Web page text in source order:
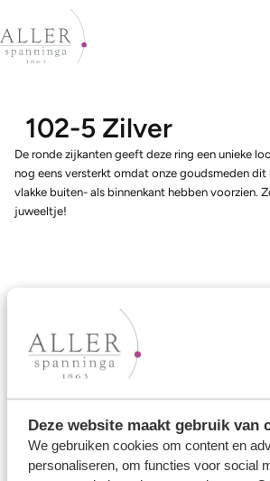
Deze website maakt gebruik van
We gebruiken cookies om content en
personaliseren, om functies voor social
102-5 Zilver
De ronde zijkanten geeft deze ring een unieke
nog eens versterkt omdat onze goudsmeden dit
vlakke buiten- als binnenkant hebben voorzien.
juweeltje!
Ons aanbod
Memoireringen
Verlovingsringen
Vriendschapsringen